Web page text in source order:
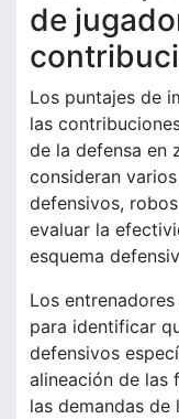
de
Los puntajes de
las
de la defensa en
consideran
defensivos,
evaluar la
esquema
Los
para identificar
defensivos
alineación de las
las demandas